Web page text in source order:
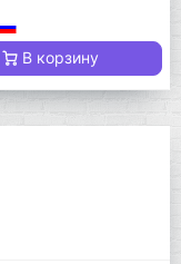
В корзину